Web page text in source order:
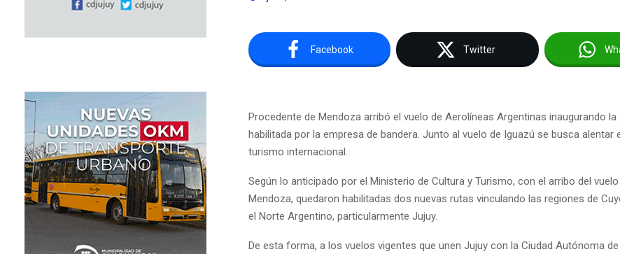
Facebook Twitter
Procedente de Mendoza arribó el vuelo de Aerolíneas Argentinas inaugurando la
habilitada por la empresa de bandera. Junto al vuelo de Iguazú se busca alentar
turismo internacional.
Según lo anticipado por el Ministerio de Cultura y Turismo, con el arribo del
Mendoza, quedaron habilitadas dos nuevas rutas vinculando las regiones de
el Norte Argentino, particularmente Jujuy.
De esta forma, a los vuelos vigentes que unen Jujuy con la Ciudad Autónoma